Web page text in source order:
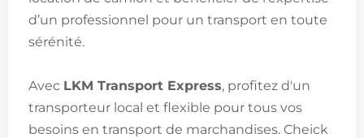
d’un professionnel pour un transport en toute
sérénité.
Avec LKM Transport Express, profitez d'un
transporteur local et flexible pour tous vos
besoins en transport de marchandises. Cheick